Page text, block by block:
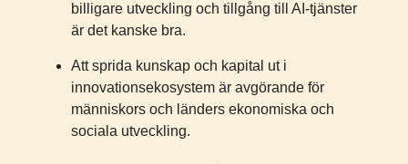
billigare utveckling och tillgång till AI-tjänster
är det kanske bra.
Att sprida kunskap och kapital ut i
innovationsekosystem är avgörande för
människors och länders ekonomiska och
sociala utveckling.